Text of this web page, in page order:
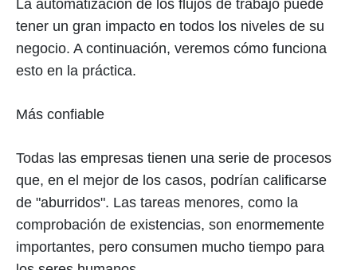
La automatización de los flujos de trabajo puede
tener un gran impacto en todos los niveles de su
negocio. A continuación, veremos cómo funciona
esto en la práctica.
Más confiable
Todas las empresas tienen una serie de procesos
que, en el mejor de los casos, podrían calificarse
de "aburridos". Las tareas menores, como la
comprobación de existencias, son enormemente
importantes, pero consumen mucho tiempo para